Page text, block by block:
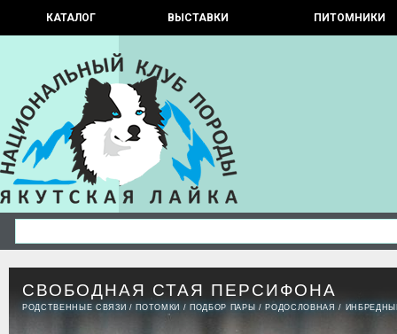
КАТАЛОГ ВЫСТАВКИ ПИТОМНИКИ
СВОБОДНАЯ СТАЯ ПЕРСИФОНА
РОДСТВЕННЫЕ СВЯЗИ / ПОТОМКИ / ПОДБОР ПАРЫ / РОДОСЛОВНАЯ /